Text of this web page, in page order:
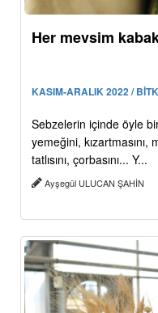
Her mevsim
KASIM-ARALIK 2022 /
Sebzelerin içinde öyle
yemeğini, kızartmasını,
tatlısını, çorbasını... Y...
Ayşegül ULUCAN ŞAHİN